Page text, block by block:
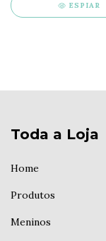
ESPIAR
Toda a Loja
Home
Produtos
Meninos